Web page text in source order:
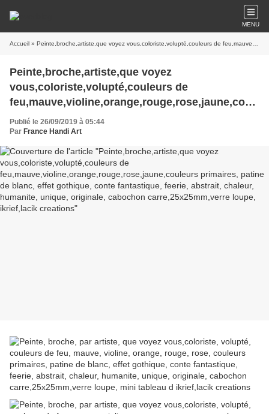
MENU
Accueil » Peinte,broche,artiste,que voyez vous,coloriste,volupté,couleurs de feu,mauve,violine,orange,rouge,rose,jaune,couleurs primaires, patine de blanc, effet gothique, conte fantastique, feerie, abstrait, chaleur, humanite, unique, originale, cabochon carre,25x25mm,verre loupe, ikrief,lacik creations
Peinte,broche,artiste,que voyez
vous,coloriste,volupté,couleurs de
feu,mauve,violine,orange,rouge,rose,jaune,coul
eurs primaires, patine de blanc, effet gothique,
conte fantastique, feerie, abstrait, chaleur,
humanite, unique, originale, cabochon
carre,25x25mm,verre loupe, ikrief,lacik creations
Publié le 26/09/2019 à 05:44
Par France Handi Art